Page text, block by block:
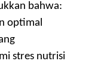
bahwa:
optimal
stres nutrisi